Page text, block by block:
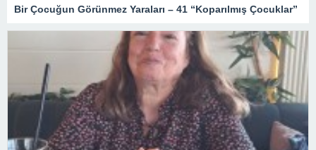
Bir Çocuğun Görünmez Yaraları – 41 “Koparılmış Çocuklar”